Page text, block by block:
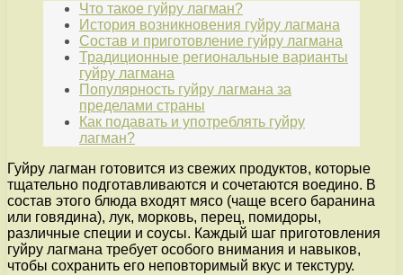
Что такое гуйру лагман?
История возникновения гуйру лагмана
Состав и приготовление гуйру лагмана
Традиционные региональные варианты
гуйру лагмана
Популярность гуйру лагмана за
пределами страны
Как подавать и употреблять гуйру
лагман?
Гуйру лагман готовится из свежих продуктов, которые
тщательно подготавливаются и сочетаются воедино. В
состав этого блюда входят мясо (чаще всего баранина
или говядина), лук, морковь, перец, помидоры,
различные специи и соусы. Каждый шаг приготовления
гуйру лагмана требует особого внимания и навыков,
чтобы сохранить его неповторимый вкус и текстуру.